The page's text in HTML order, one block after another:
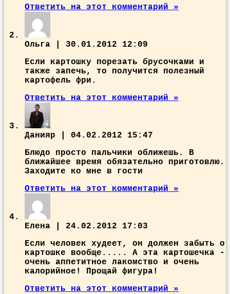
Ответить на этот комментарий »
Ольга
30.01.2012 12:09
Если картошку порезать брусочками и
также запечь, то получится полезный
картофель фри.
Ответить на этот комментарий »
Данияр
04.02.2012 15:47
Блюдо просто пальчики оближешь. В
ближайшее время обязательно приготовлю.
Заходите ко мне в гости
Ответить на этот комментарий »
Елена
24.02.2012 17:03
Если человек худеет, он должен забыть о
картошке вообще..... А эта картошечка -
очень аппетитное лакомство и очень
калорийное! Прощай фигура!
Ответить на этот комментарий »